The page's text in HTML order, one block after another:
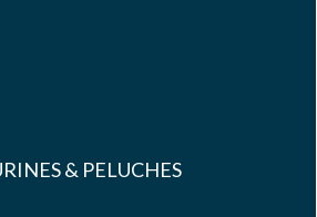
& PELUCHES